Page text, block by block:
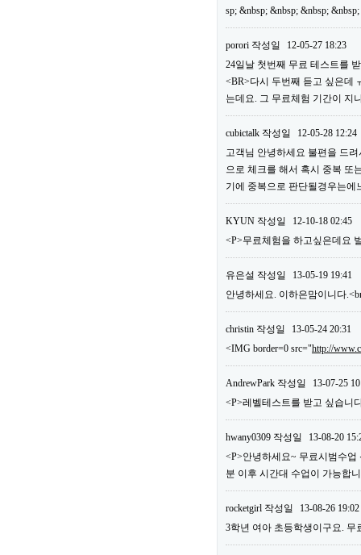
sp; &nbsp; &nbsp; &nbsp;
porori 작성일
12-05-27 18:23
24일날 첫번째 무료 테스트를
<BR>다시 두번째 듣고 싶은데
는데요. 그 무료체험 기간이 지
cubictalk 작성일
12-05-28 12:24
고객님 안녕하세요 불편을 드
으로 체크를 해서 혹시 중복 또
기에 중복으로 판단될경우는에
KYUN 작성일
12-10-18 02:45
<P>무료체험을 하고싶은데요
유은설 작성일
13-05-19 19:41
안녕하세요. 이하은맘이니다
christin 작성일
13-05-24 20:31
<IMG border=0 src="http://
AndrewPark 작성일
13-07-25
<P>레벨테스트를 받고 싶습니
hwany0309 작성일
13-08-20
<P>안녕하세요~ 무료시범수업
분 이후 시간대 수업이 가능합
rocketgirl 작성일
13-08-26 19:02
3학년 여아 초등학생이구요. 무